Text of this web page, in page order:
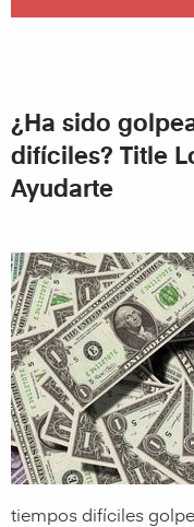
¿Ha sido
difíciles? Title
Ayudarte
tiempos difíciles